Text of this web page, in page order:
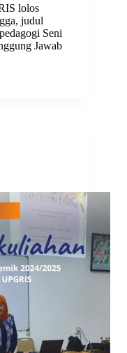
lolos
judul
Seni
Jawab